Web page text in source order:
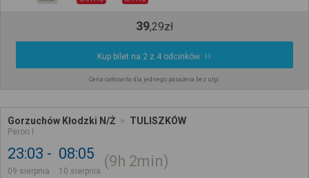
39,29zł
Kup bilet na 2 z 4 odcinków
Cena całkowita dla jednego pasażera bez ulgi
Gorzuchów Kłodzki N/Ż
Peron I
TULISZKÓW
23:03
09 sierpnia
08:05
10 sierpnia
9h 2min